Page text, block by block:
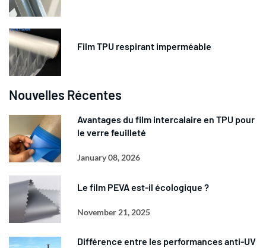
Film TPU respirant imperméable
Nouvelles Récentes
Avantages du film intercalaire en TPU pour
le verre feuilleté
January 08, 2026
Le film PEVA est-il écologique ?
November 21, 2025
Différence entre les performances anti-UV